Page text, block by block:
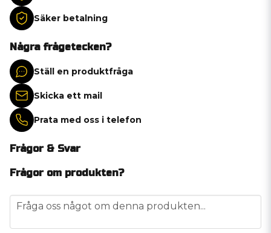
Säker betalning
Några frågetecken?
Ställ en produktfråga
Skicka ett mail
Prata med oss i telefon
Frågor & Svar
Frågor om produkten?
question
Fråga oss något om denna produkten...